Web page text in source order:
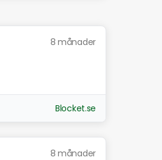
8 månader
Blocket.se
8 månader